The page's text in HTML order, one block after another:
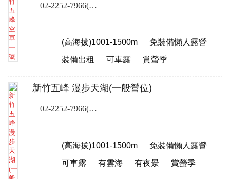
02-2252-7966(露營樂訂位專線)
(高海拔)1001-1500m
免裝備懶人露營
裝備出租
可車露 賞螢季
新竹五峰 漫步天湖(一般營位)
02-2252-7966(露營樂客服專線)
(高海拔)1001-1500m
免裝備懶人露營
可車露
有雲海 有夜景 賞螢季